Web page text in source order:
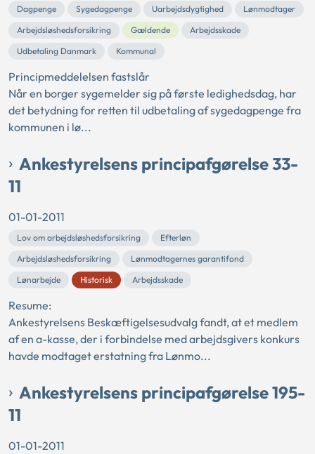
Dagpenge
Sygedagpenge Uarbejdsdygtighed
Lønmodtager
Arbejdsløshedsforsikring
Gældende
Arbejdsskade
Udbetaling Danmark
Kommunal
Principmeddelelsen fastslår
Når en borger sygemelder sig på første ledighedsdag, har
det betydning for retten til udbetaling af sygedagpenge fra
kommunen i lø...
Ankestyrelsens principafgørelse 33-
11
01-01-2011
Lov om arbejdsløshedsforsikring
Efterløn
Arbejdsløshedsforsikring
Lønmodtagernes garantifond
Lønarbejde
Historisk Arbejdsskade
Resume:
Ankestyrelsens Beskæftigelsesudvalg fandt, at et medlem
af en a-kasse, der i forbindelse med arbejdsgivers konkurs
havde modtaget erstatning fra Lønmo...
Ankestyrelsens principafgørelse 195-
11
01-01-2011